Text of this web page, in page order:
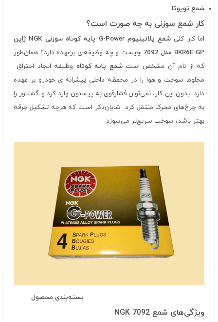
شمع تویوتا
کار شمع سوزنی به چه صورت است؟
اما کار کلی شمع پلاتینیوم G-Power پایه کوتاه سوزنی
ژاپن
BKR6E-GP مدل 7092
چیست و چه وظیفه‌ای برعهده دارد؟ همان‌طور
که از نام آن مشخص استشمع پایه کوتاه وظیفه ایجاد احتراق
مخلوط سوخت و هوا را در محفظه داخلی پیشرانه ی خودرو بر عهده
دارد. بدون این کار، نمی‌توان فشارقوی به پیستون وارد کرد و گشتاور را
به چرخ‌های محرک منتقل کرد. شایان‌ذکر است که هرچه تشکیل جرقه
بهتر باشد، سوخت سریع‌تر می‌سوزد.
بسته‌بندی محصول
ویژگی‌های شمع